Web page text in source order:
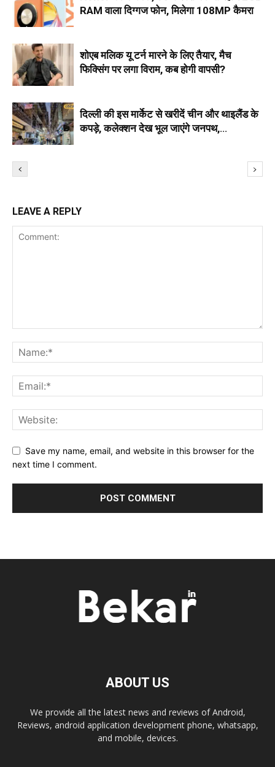
RAM वाला दिग्गज फोन, मिलेगा 108MP कैमरा
शोएब मलिक यू टर्न मारने के लिए तैयार, मैच
फिक्सिंग पर लगा विराम, कब होगी वापसी?
दिल्ली की इस मार्केट से खरीदें चीन और थाइलैंड के
कपड़े, कलेक्शन देख भूल जाएंगे जनपथ,
LEAVE A REPLY
Save my name, email, and website in this browser for the
next time I comment.
ABOUT US
We provide all the latest news and reviews of Android,
Reviews, android application development phone, whatsapp,
and mobile, devices.